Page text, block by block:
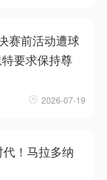
赛前活动遭球
要求保持尊
2026-07-19
！马拉多纳